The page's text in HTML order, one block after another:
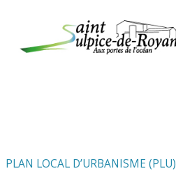
PLAN LOCAL D’URBANISME (PLU)